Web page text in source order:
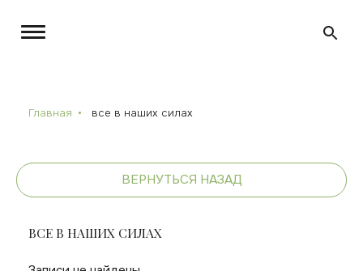
Главная все в наших силах
ВЕРНУТЬСЯ НАЗАД
ВСЕ В НАШИХ СИЛАХ